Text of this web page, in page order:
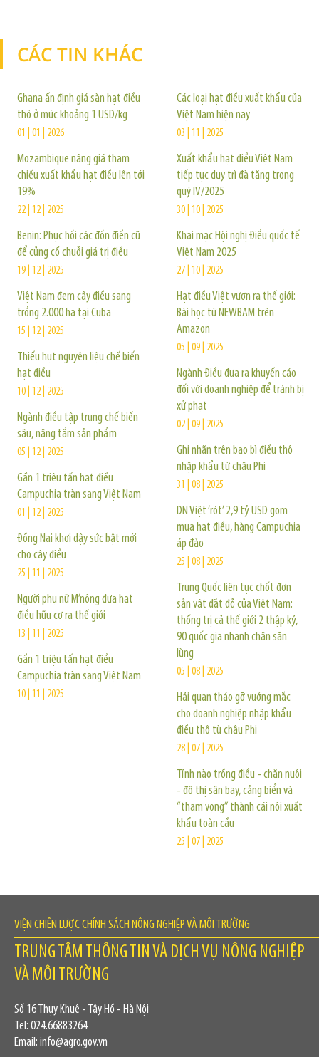
CÁC TIN KHÁC
Ghana ấn định giá sàn hạt điều
thô ở mức khoảng 1 USD/kg
01 | 01 | 2026
Mozambique nâng giá tham
chiếu xuất khẩu hạt điều lên tới
19%
22 | 12 | 2025
Benin: Phục hồi các đồn điền cũ
để củng cố chuỗi giá trị điều
19 | 12 | 2025
Việt Nam đem cây điều sang
trồng 2.000 ha tại Cuba
15 | 12 | 2025
Thiếu hụt nguyên liệu chế biến
hạt điều
10 | 12 | 2025
Ngành điều tập trung chế biến
sâu, nâng tầm sản phẩm
05 | 12 | 2025
Gần 1 triệu tấn hạt điều
Campuchia tràn sang Việt Nam
01 | 12 | 2025
Đồng Nai khơi dậy sức bật mới
cho cây điều
25 | 11 | 2025
Người phụ nữ M’nông đưa hạt
điều hữu cơ ra thế giới
13 | 11 | 2025
Gần 1 triệu tấn hạt điều
Campuchia tràn sang Việt Nam
10 | 11 | 2025
Các loại hạt điều xuất khẩu của
Việt Nam hiện nay
03 | 11 | 2025
Xuất khẩu hạt điều Việt Nam
tiếp tục duy trì đà tăng trong
quý IV/2025
30 | 10 | 2025
Khai mạc Hội nghị Điều quốc tế
Việt Nam 2025
27 | 10 | 2025
Hạt điều Việt vươn ra thế giới:
Bài học từ NEWBAM trên
Amazon
05 | 09 | 2025
Ngành Điều đưa ra khuyến cáo
đối với doanh nghiệp để tránh bị
xử phạt
02 | 09 | 2025
Ghi nhãn trên bao bì điều thô
nhập khẩu từ châu Phi
31 | 08 | 2025
DN Việt ‘rót’ 2,9 tỷ USD gom
mua hạt điều, hàng Campuchia
áp đảo
25 | 08 | 2025
Trung Quốc liên tục chốt đơn
sản vật đắt đỏ của Việt Nam:
thống trị cả thế giới 2 thập kỷ,
90 quốc gia nhanh chân săn
lùng
05 | 08 | 2025
Hải quan tháo gỡ vướng mắc
cho doanh nghiệp nhập khẩu
điều thô từ châu Phi
28 | 07 | 2025
Tỉnh nào trồng điều - chăn nuôi
- đô thị sân bay, cảng biển và
“tham vọng” thành cái nôi xuất
khẩu toàn cầu
25 | 07 | 2025
VIỆN CHIẾN LƯỢC CHÍNH SÁCH NÔNG NGHIỆP VÀ MÔI TRƯỜNG
TRUNG TÂM THÔNG TIN VÀ DỊCH VỤ NÔNG NGHIỆP
VÀ MÔI TRƯỜNG
Số 16 Thụy Khuê - Tây Hồ - Hà Nội
Tel: 024.66883264
Email: info@agro.gov.vn